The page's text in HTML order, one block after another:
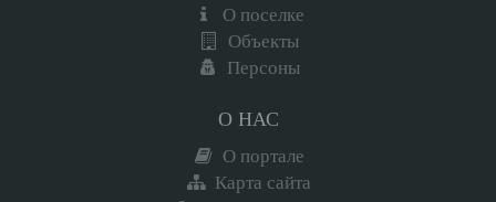
О поселке
Объекты
Персоны
О НАС
О портале
Карта сайта